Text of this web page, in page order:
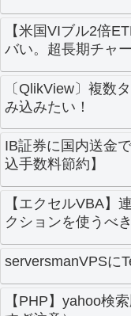
【米国VIブル2倍
バい。超長期チャ
〔QlikView〕複数
み込みたい！
IB証券に国内送金
込手数料節約】
【エクセルVBA】
クションを使うべ
serversmanVPSに
【PHP】yahoo検